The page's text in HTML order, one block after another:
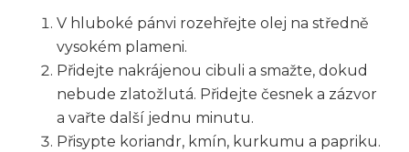
V hluboké pánvi rozehřejte olej na středně
vysokém plameni.
Přidejte nakrájenou cibuli a smažte, dokud
nebude zlatožlutá. Přidejte česnek a zázvor
a vařte další jednu minutu.
Přisypte koriandr, kmín, kurkumu a papriku.